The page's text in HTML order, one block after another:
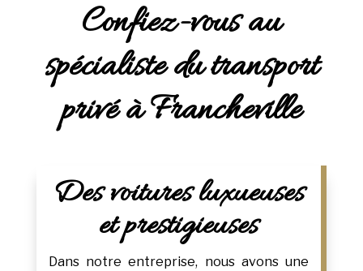
Confiez-vous au
spécialiste du transport
privé à Francheville
Des voitures luxueuses
et prestigieuses
Dans notre entreprise, nous avons une